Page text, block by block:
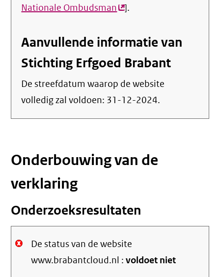
Nationale Ombudsman(externe
].
Aanvullende informatie van
Stichting Erfgoed Brabant
De streefdatum waarop de website
volledig zal voldoen: 31-12-2024.
Onderbouwing van de
verklaring
Onderzoeksresultaten
De status van de website
www.brabantcloud.nl :voldoet niet